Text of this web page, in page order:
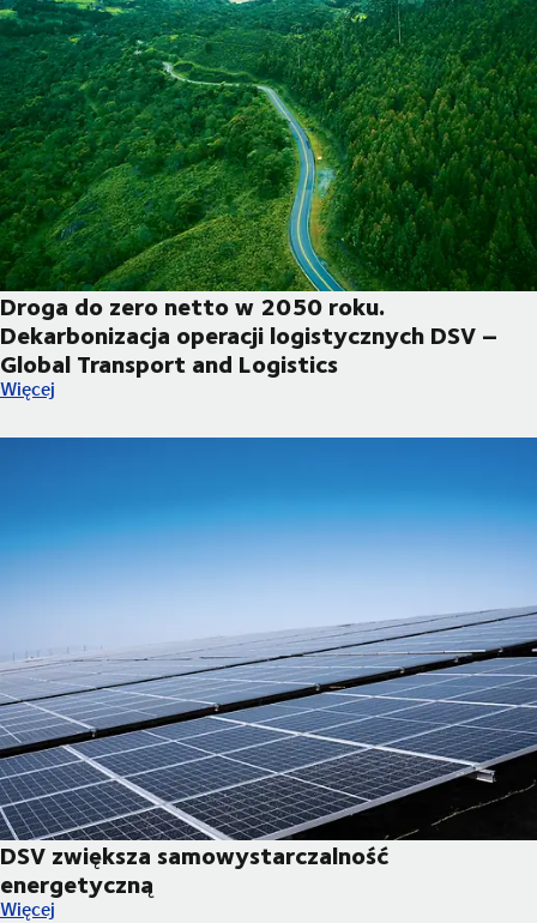
Droga do zero netto w 2050 roku.
Dekarbonizacja operacji logistycznych DSV –
Global Transport and Logistics
Droga do zero netto w 2050 roku. Dekarbonizacja operacji
Więcej
DSV zwiększa samowystarczalność
energetyczną
DSV zwiększa samowystarczalność energetyczną
Więcej